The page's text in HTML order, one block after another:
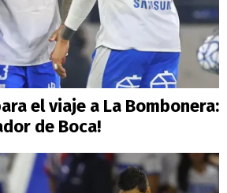
el viaje a La Bombonera:
de Boca!